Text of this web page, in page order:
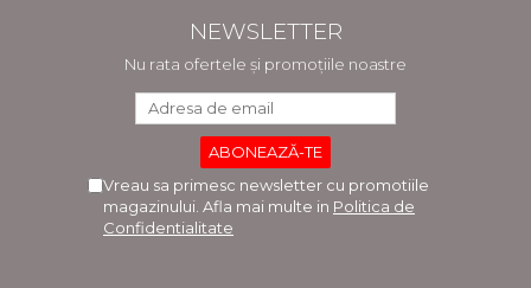
NEWSLETTER
Nu rata ofertele și promoțiile noastre
Vreau sa primesc newsletter cu promotiile
magazinului. Afla mai multe in Politica de
Confidentialitate